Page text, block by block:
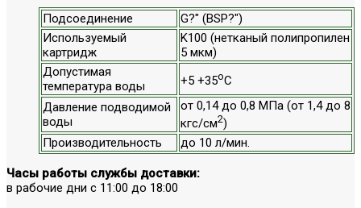
Подсоединение
G?" (BSP?")
Используемый
картридж
K100 (нетканый полипропилен
5 мкм)
Допустимая
температура воды
+5 +35оС
Давление подводимой
воды
от 0,14 до 0,8 МПа (от 1,4 до 8
кгс/см2)
Производительность
до 10 л/мин.
Часы работы службы доставки:
в рабочие дни с 11:00 до 18:00